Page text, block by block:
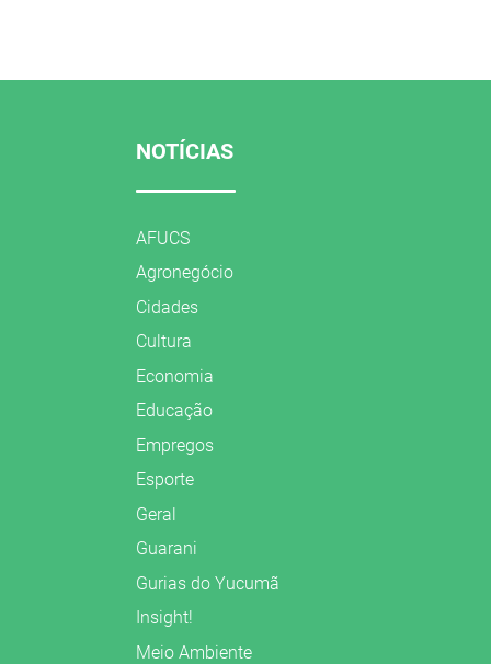
NOTÍCIAS
AFUCS
Agronegócio
Cidades
Cultura
Economia
Educação
Empregos
Esporte
Geral
Guarani
Gurias do Yucumã
Insight!
Meio Ambiente